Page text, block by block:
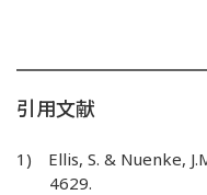
引用文献
1) Ellis, S. & Nuenke,
4629.